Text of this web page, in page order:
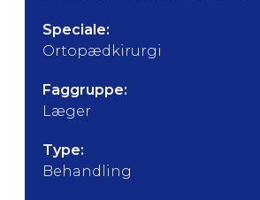
Speciale:
Ortopædkirurgi
Faggruppe:
Læger
Type:
Behandling